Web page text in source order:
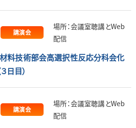
講演会
場所：会議室聴講とWeb
配信
料技術部会高選択性反応分科会化
日目）
講演会
場所：会議室聴講とWeb
配信